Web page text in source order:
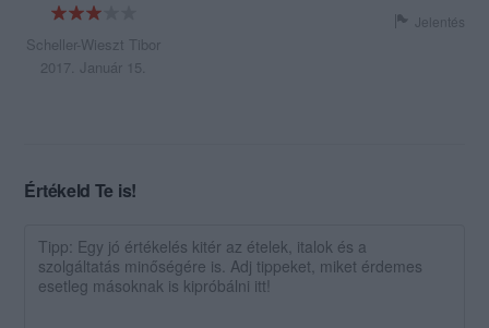
Scheller-Wieszt Tibor
2017. Január 15.
Jelentés
Értékeld Te is!